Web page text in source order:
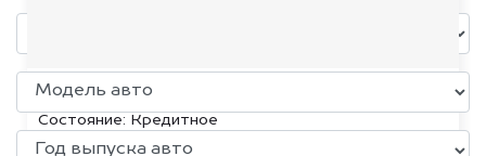
KIA K5, 2020
Состояние: Кредитное